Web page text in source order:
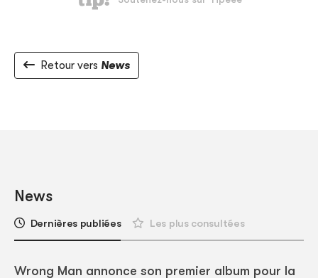
Retour vers News
News
Dernières publiées Les plus consultées
Wrong Man annonce son premier album pour la